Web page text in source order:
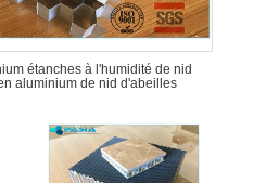
étanches à l'humidité de nid
aluminium de nid d'abeilles